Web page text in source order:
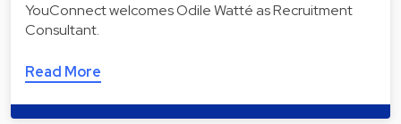
YouConnect welcomes Odile Watté as Recruitment
Consultant.
Read More